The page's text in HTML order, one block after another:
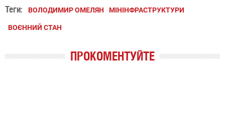
Теги: ВОЛОДИМИР ОМЕЛЯН МІНІНФРАСТРУКТУРИ
ВОЄННИЙ СТАН
ПРОКОМЕНТУЙТЕ